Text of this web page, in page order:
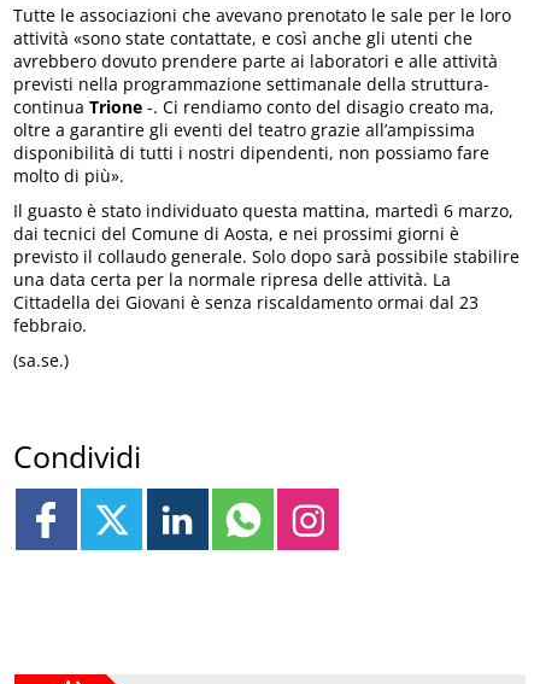
Tutte le associazioni che avevano prenotato le sale per le loro
attività «sono state contattate, e così anche gli utenti che
avrebbero dovuto prendere parte ai laboratori e alle attività
previsti nella programmazione settimanale della struttura-
continuaTrione -. Ci rendiamo conto del disagio creato ma,
oltre a garantire gli eventi del teatro grazie all’ampissima
disponibilità di tutti i nostri dipendenti, non possiamo fare
molto di più».
Il guasto è stato individuato questa mattina, martedì 6 marzo,
dai tecnici del Comune di Aosta, e nei prossimi giorni è
previsto il collaudo generale. Solo dopo sarà possibile stabilire
una data certa per la normale ripresa delle attività. La
Cittadella dei Giovani è senza riscaldamento ormai dal 23
febbraio.
(sa.se.)
Condividi